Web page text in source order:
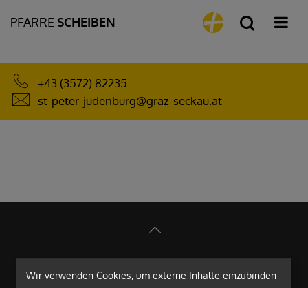
PFARRE SCHEIBEN
+43 (3572) 82235
st-peter-judenburg@graz-seckau.at
Wir verwenden Cookies, um externe Inhalte einzubinden